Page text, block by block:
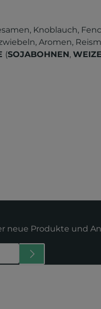
Knoblauch,
Aromen,
(SOJABOHNEN,
neue Produkte und